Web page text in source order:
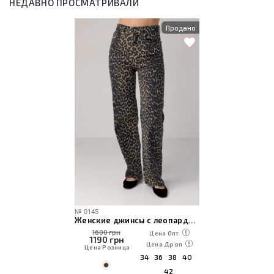
НЕДАВНО ПРОСМАТРИВАЛИ
Продано
№ 0145
Женские джинсы с леопардовым узором
1600 грн
1190 грн
Цена Розница
Цена Опт
Цена Дроп
34 36 38
40
42